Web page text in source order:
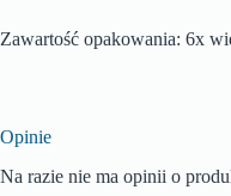
Zawartość opakowania: 6x
Opinie
Na razie nie ma opinii o